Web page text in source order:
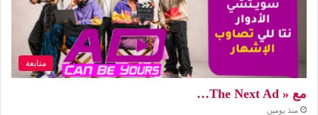
متابعة
مع « The Next Ad…
منذ يومين